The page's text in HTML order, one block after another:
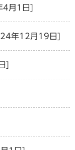
4月1日]
年12月19日]
]